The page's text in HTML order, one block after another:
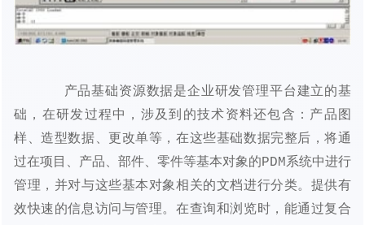
产品基础资源数据是企业研发管理平台建立的基
础，在研发过程中，涉及到的技术资料还包含：产品图
样、造型数据、更改单等，在这些基础数据完整后，将通
过在项目、产品、部件、零件等基本对象的PDM系统中进行
管理，并对与这些基本对象相关的文档进行分类。提供有
效快速的信息访问与管理。在查询和浏览时，能通过复合